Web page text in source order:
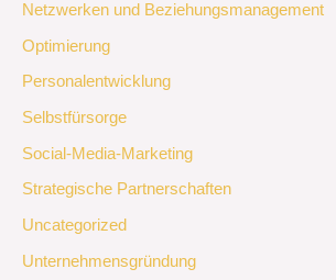
Netzwerken und Beziehungsmanagement
Optimierung
Personalentwicklung
Selbstfürsorge
Social-Media-Marketing
Strategische Partnerschaften
Uncategorized
Unternehmensgründung